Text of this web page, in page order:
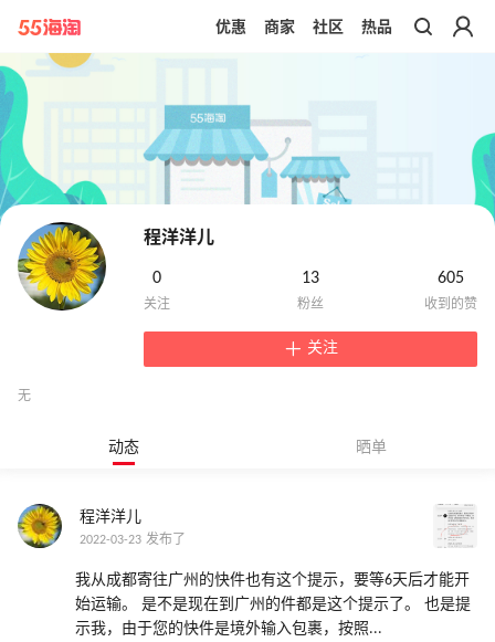
带你去官网买正品
优惠 商家 社区 热品
程洋洋儿
0 13 605
关注
无
动态 晒单
程洋洋儿
2022-03-23 发布了
我从成都寄往广州的快件也有这个提示，要等6天后才能开
始运输。 是不是现在到广州的件都是这个提示了。 也是提
示我，由于您的快件是境外输入包裹，按照...